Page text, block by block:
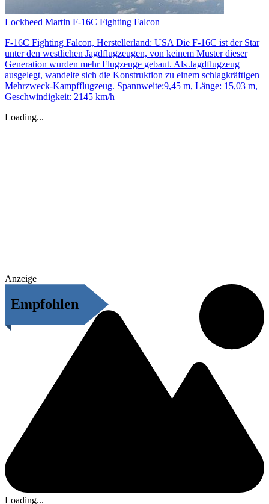
Lockheed Martin F-16C Fighting Falcon
F-16C Fighting Falcon, Herstellerland: USA Die F-16C ist der Star
unter den westlichen Jagdflugzeugen, von keinem Muster dieser
Generation wurden mehr Flugzeuge gebaut. Als Jagdflugzeug
ausgelegt, wandelte sich die Konstruktion zu einem schlagkräftigen
Mehrzweck-Kampfflugzeug. Spannweite:9,45 m, Länge: 15,03 m,
Geschwindigkeit: 2145 km/h
Loading...
Anzeige
Empfohlen
Loading...